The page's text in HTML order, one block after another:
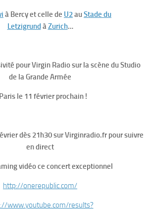
à Bercy et celle de U2auStade du
Letzigrund àZurich…
pour Virgin Radio sur la scène du Studio
de la Grande Armée
le 11 février prochain !
dès 21h30 sur Virginradio.fr pour suivre
en direct
vidéo ce concert exceptionnel
http://onerepublic.com/
www.youtube.com/results?